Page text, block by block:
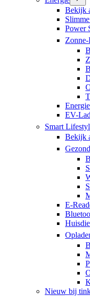
Bekijk
Power
EV-
Smart
Bekijk
E-
Nieuw bij